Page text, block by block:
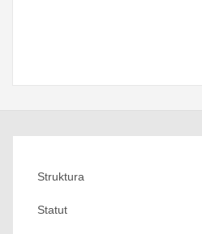
Struktura
Statut